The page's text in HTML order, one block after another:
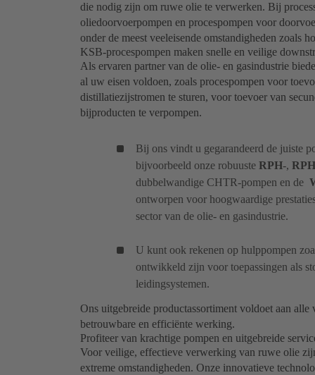
die nodig zijn om ruwe olie te verwerken. Bij
oliedoorvoerpompen en procespompen voor
onder de meest veeleisende omstandigheden zoals
KSB-procespompen maken snelle en veilige
Als ervaren partner van de olie- en gasindustrie
al uw eisen voldoen, zoals procespompen voor
distillatiezijstromen te sturen, voor toevoer van
bijproducten te verpompen.
Bij ons vindt u gegarandeerd de juiste
bijvoorbeeld onze robuuste RPH-,
dubbelwandige CHTR-pompen en de
ontworpen voor hoogwaardige
sector van de olie- en gasindustrie.
U kunt ook rekenen op hulppompen
ontwikkeld zijn voor toepassingen als
leidingsystemen.
Ons uitgebreide productassortiment voldoet aan
betrouwbare en efficiënte werking.
Profiteer van krachtige pompen en uitgebreide
Voor veilige, effectieve verwerking van ruwe olie
extreme omstandigheden. Onze innovatieve